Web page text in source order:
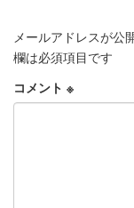
メールアドレスが公
欄は必須項目です
コメント ※